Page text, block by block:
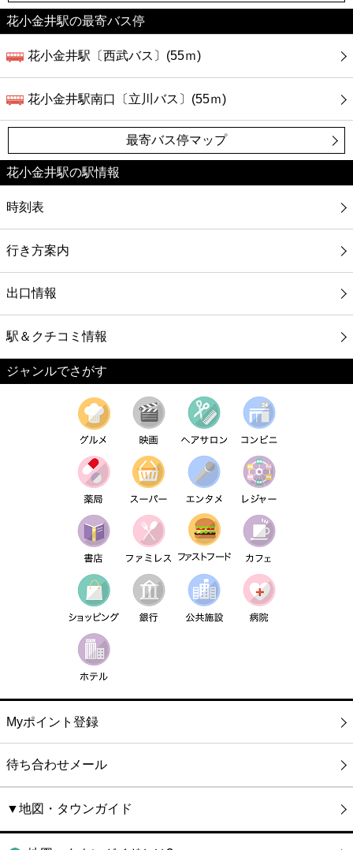
花小金井駅の最寄バス停
花小金井駅〔西武バス〕(55ｍ)
花小金井駅南口〔立川バス〕(55ｍ)
最寄バス停マップ
花小金井駅の駅情報
時刻表
行き方案内
出口情報
駅＆クチコミ情報
ジャンルでさがす
Myポイント登録
待ち合わせメール
▼地図・タウンガイド